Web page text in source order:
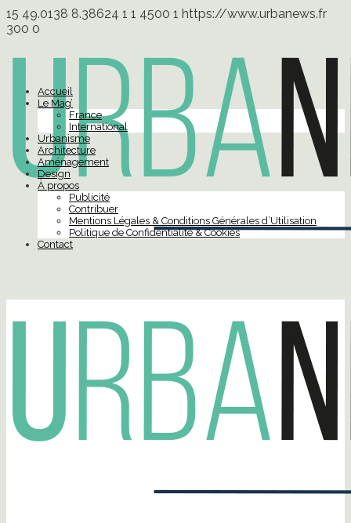
15 49.0138 8.38624 1 1 4500 1 https://www.urbanews.fr
300 0
Accueil
Le Mag’
France
International
Urbanisme
Architecture
Aménagement
Design
À propos
Publicité
Contribuer
Mentions Légales & Conditions Générales d’Utilisation
Politique de Confidentialité & Cookies
Contact